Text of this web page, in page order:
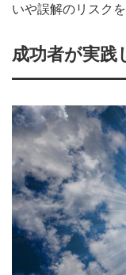
いや誤解のリスク
成功者が実践